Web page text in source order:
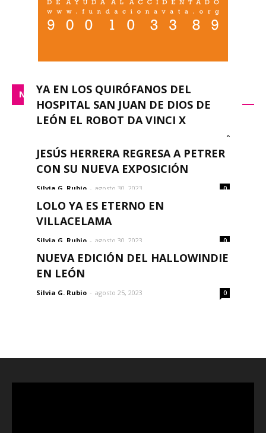
NACIONAL
YA EN LOS QUIRÓFANOS DEL
HOSPITAL SAN JUAN DE DIOS DE
LEÓN EL ROBOT DA VINCI X
0
JESÚS HERRERA REGRESA A PETRER
CON SU NUEVA EXPOSICIÓN
Silvia G. Rubio - agosto 30, 2023 0
LOLO YA ES ETERNO EN
VILLACELAMA
Silvia G. Rubio - agosto 30, 2023 0
NUEVA EDICIÓN DEL HALLOWINDIE
EN LEÓN
Silvia G. Rubio - agosto 25, 2023 0